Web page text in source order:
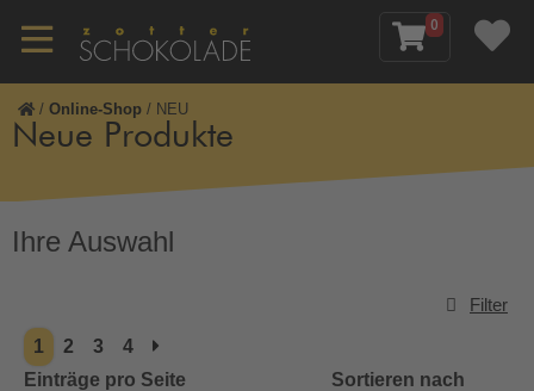
0
/ Online-Shop / NEU
Neue Produkte
1 2 3
4
Einträge pro Seite
Sortieren nach
Ihre Auswahl
Filter